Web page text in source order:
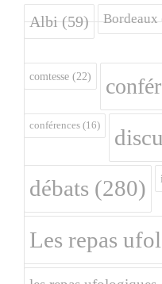
Albi(59) Bordeaux
comtesse (22)
conférences (16)
débats (280)
Les repas